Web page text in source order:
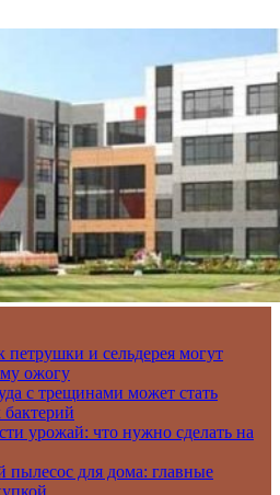
и сельдерея могут
ожогу
с трещинами может стать
урожай: что нужно сделать на
для дома: главные